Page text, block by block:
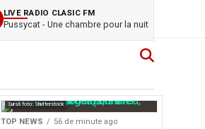
LIVE RADIO CLASIC FM
Pussycat - Une chambre pour la nuit
Sursă foto: Shutterstock
TOP NEWS 56 de minute ago